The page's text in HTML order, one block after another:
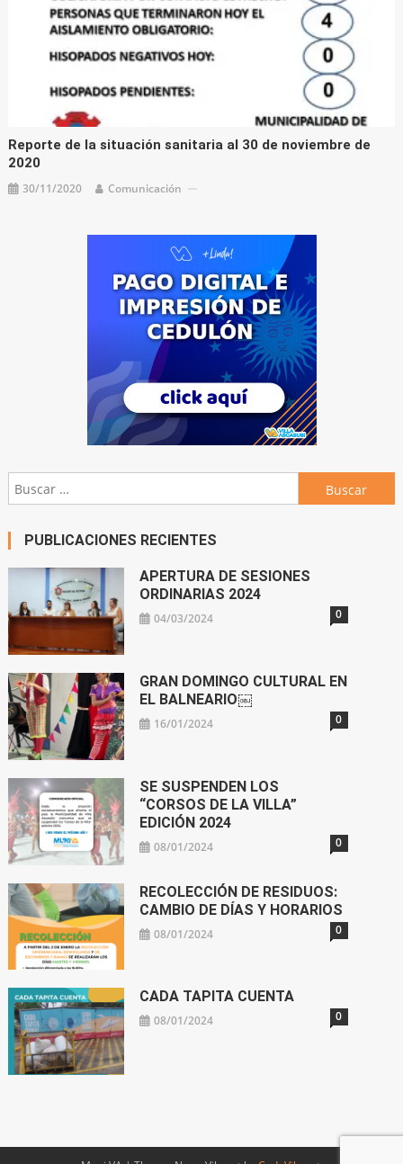
Reporte de la situación sanitaria al 30 de noviembre de
2020
30/11/2020 Comunicación
Buscar:
PUBLICACIONES RECIENTES
APERTURA DE SESIONES
ORDINARIAS 2024
04/03/2024 0
GRAN DOMINGO CULTURAL EN
EL BALNEARIO￼
16/01/2024 0
SE SUSPENDEN LOS
“CORSOS DE LA VILLA”
EDICIÓN 2024
08/01/2024 0
RECOLECCIÓN DE RESIDUOS:
CAMBIO DE DÍAS Y HORARIOS
08/01/2024 0
CADA TAPITA CUENTA
08/01/2024 0